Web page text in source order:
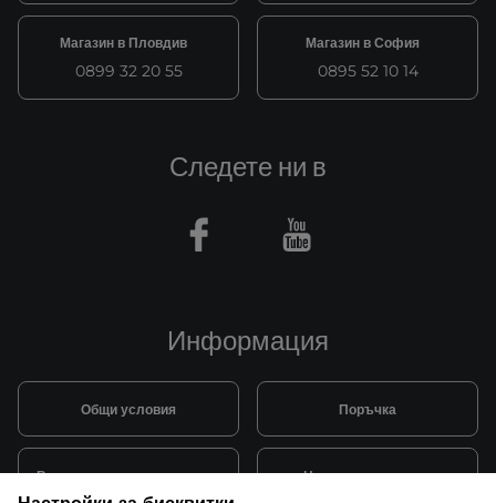
Магазин в Пловдив
0899 32 20 55
Магазин в София
0895 52 10 14
Информация
Общи условия Поръчка
Видове и цена за транспорт Начини на плащане
Следете ни в
Facebook Youtube